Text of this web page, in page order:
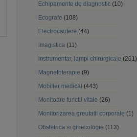
Echipamente de diagnostic (10)
Ecografe (108)
Electrocautere (44)
Imagistica (11)
Instrumentar, lampi chirurgicale (261)
Magnetoterapie (9)
Mobilier medical (443)
Monitoare functii vitale (26)
Monitorizarea greutatii corporale (1)
Obstetrica si ginecologie (113)